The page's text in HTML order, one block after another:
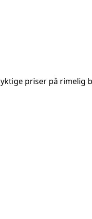
priser på rimelig